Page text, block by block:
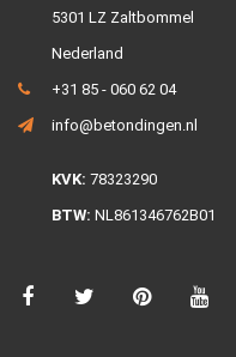
5301 LZ Zaltbommel
Nederland
+31 85 - 060 62 04
info@betondingen.nl
KVK: 78323290
BTW: NL861346762B01